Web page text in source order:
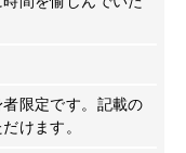
者限定です。記載の
けます。